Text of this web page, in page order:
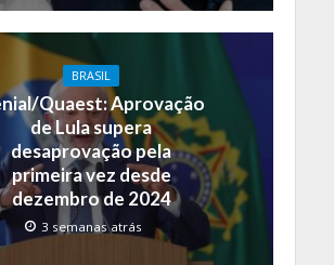
BRASIL
Quaest: Aprovação
de Lula supera
desaprovação pela
primeira vez desde
dezembro de 2024
3 semanas atrás